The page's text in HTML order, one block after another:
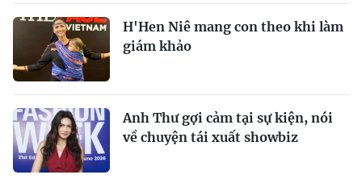
H'Hen Niê mang con theo khi làm
giám khảo
Anh Thư gợi cảm tại sự kiện, nói
về chuyện tái xuất showbiz